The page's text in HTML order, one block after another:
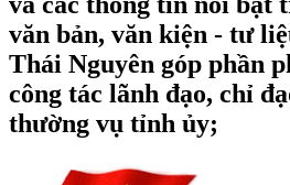
văn bản, văn kiện - tư
Thái Nguyên góp phần
công tác lãnh đạo, chỉ
thường vụ tỉnh ủy;